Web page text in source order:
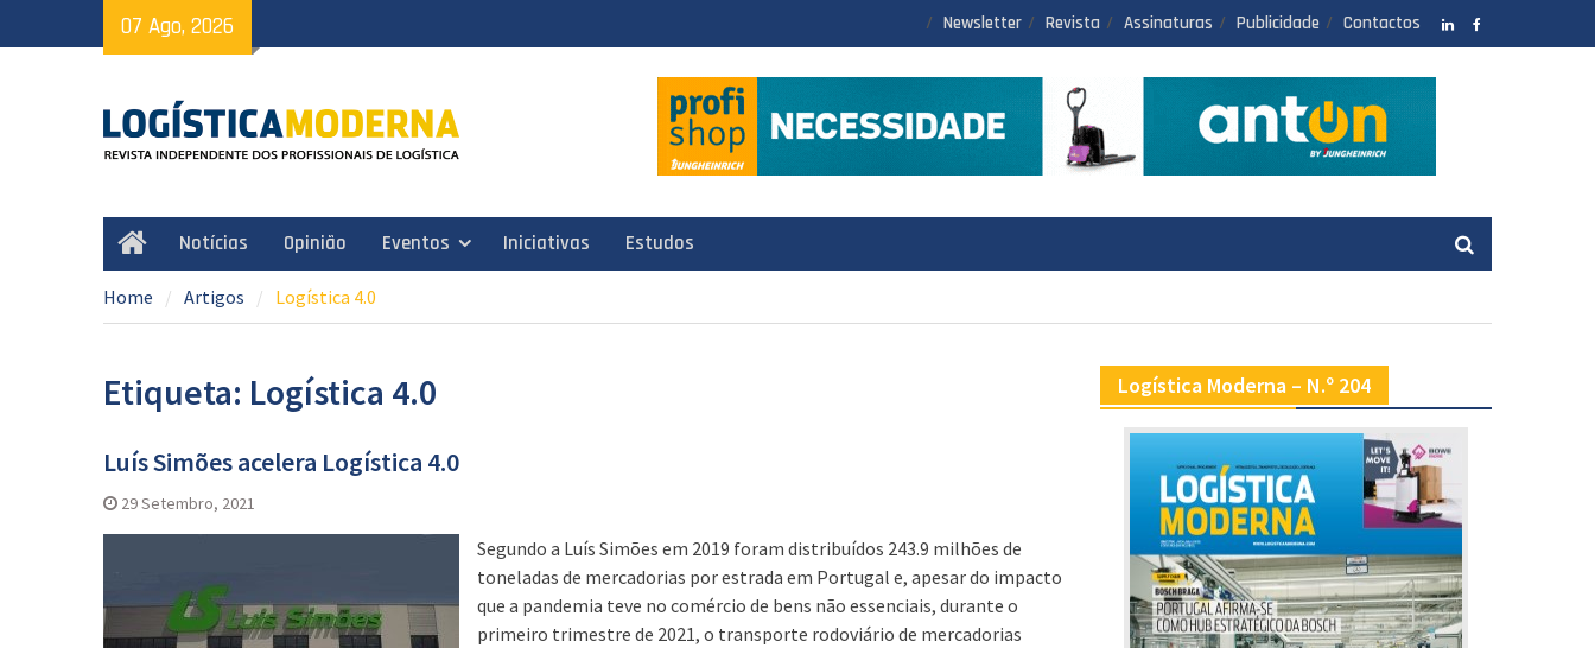
to
07 Ago, 2026 Newsletter Revista Assinaturas Publicidade Contactos
HomeNotícias Opinião Eventos Iniciativas Estudos
Home Artigos Logística 4.0
Etiqueta: Logística 4.0
Luís Simões acelera Logística 4.0
29 Setembro, 2021
Segundo a Luís Simões em 2019 foram distribuídos 243.9 milhões de
toneladas de mercadorias por estrada em Portugal e, apesar do impacto
que a pandemia teve no comércio de bens não essenciais, durante o
primeiro trimestre de 2021, o transporte rodoviário de mercadorias
Logística Moderna – N.º 204